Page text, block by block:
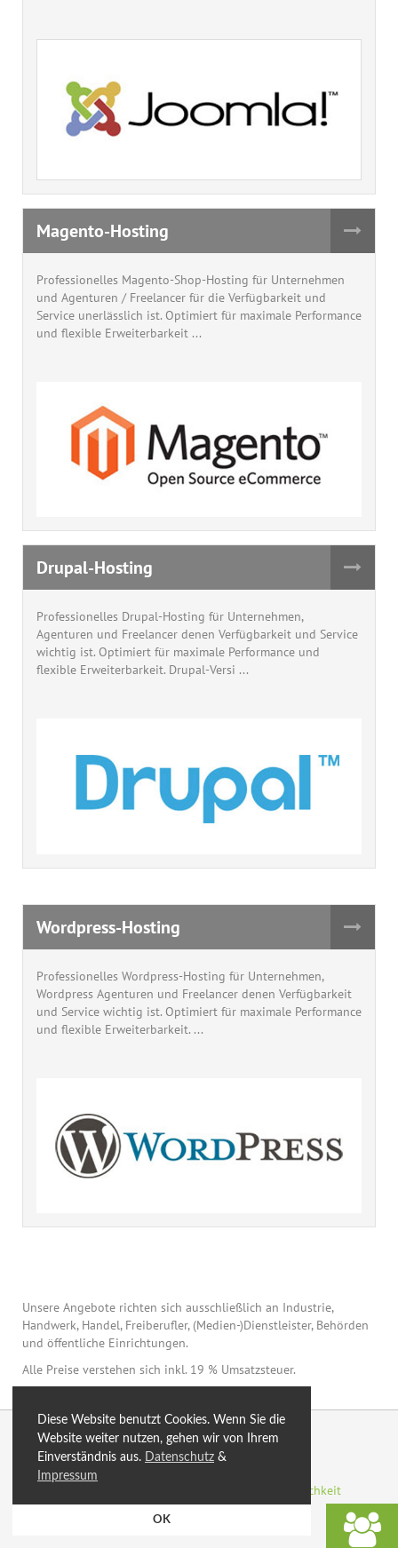
Diese Website benutzt Cookies. Wenn Sie die
Website weiter nutzen, gehen wir von Ihrem
Einverständnis aus. Datenschutz &
Impressum
OK
Magento-Hosting
Professionelles Magento-Shop-Hosting für Unternehmen
und Agenturen / Freelancer für die Verfügbarkeit und
Service unerlässlich ist. Optimiert für maximale Performance
und flexible Erweiterbarkeit ...
Drupal-Hosting
Professionelles Drupal-Hosting für Unternehmen,
Agenturen und Freelancer denen Verfügbarkeit und Service
wichtig ist. Optimiert für maximale Performance und
flexible Erweiterbarkeit. Drupal-Versi ...
Wordpress-Hosting
Professionelles Wordpress-Hosting für Unternehmen,
Wordpress Agenturen und Freelancer denen Verfügbarkeit
und Service wichtig ist. Optimiert für maximale Performance
und flexible Erweiterbarkeit. ...
Unsere Angebote richten sich ausschließlich an Industrie,
Handwerk, Handel, Freiberufler, (Medien-)Dienstleister, Behörden
und öffentliche Einrichtungen.
Alle Preise verstehen sich inkl. 19 % Umsatzsteuer.
© 2026 by eXtro.hosting
optimiert
Zahlungsmöglichkeit
Rechenzentren
Energiegewinnung